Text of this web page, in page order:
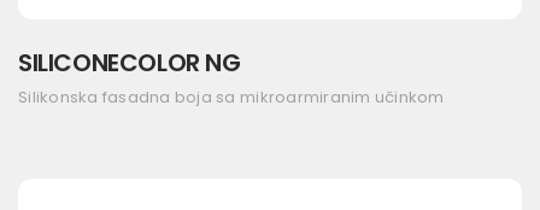
SILICONECOLOR NG
Silikonska fasadna boja sa mikroarmiranim učinkom